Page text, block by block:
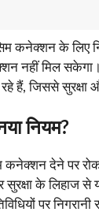
कनेक्शन के लिए
नहीं मिल सकेगा।
हैं, जिससे सुरक्षा
नियम?
देने पर
सुरक्षा के लिहाज
पर